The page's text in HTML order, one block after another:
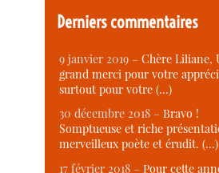
Derniers commentaires
9 janvier 2019 –Chère Liliane,
grand merci pour votre
surtout pour votre (…)
30 décembre 2018 –Bravo !
Somptueuse et riche
merveilleux poète et érudit. (…)
17 février 2018 –Pour cette